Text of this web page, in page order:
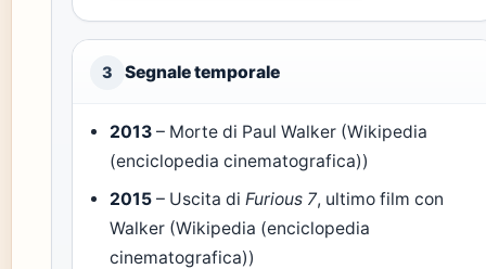
3 Segnale temporale
2013 – Morte di Paul Walker (Wikipedia
(enciclopedia cinematografica))
2015 – Uscita di Furious 7, ultimo film con
Walker (Wikipedia (enciclopedia
cinematografica))